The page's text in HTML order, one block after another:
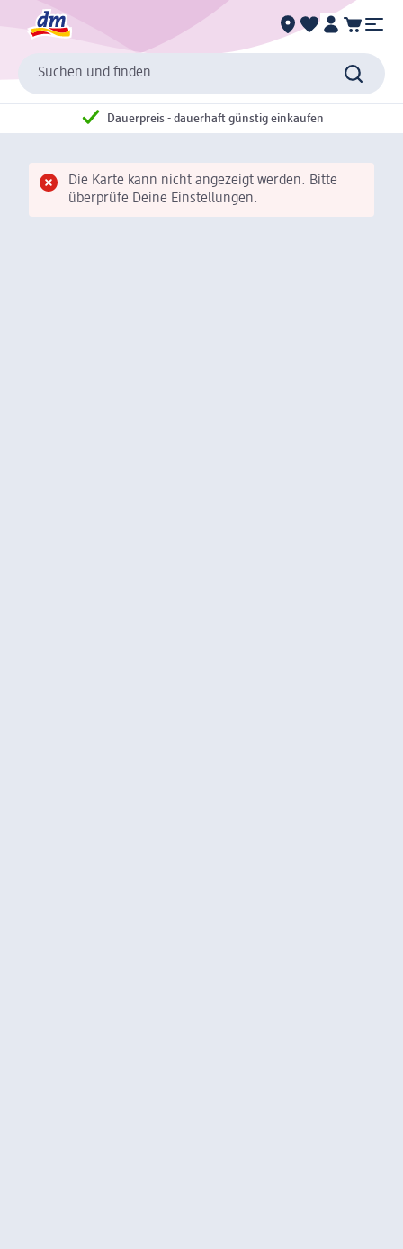
Suchen und finden
Dauerpreis - dauerhaft günstig einkaufen
Die Karte kann nicht angezeigt werden. Bitte
überprüfe Deine Einstellungen.